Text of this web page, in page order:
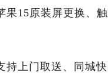
果15原装屏更换、触
持上门取送、同城快